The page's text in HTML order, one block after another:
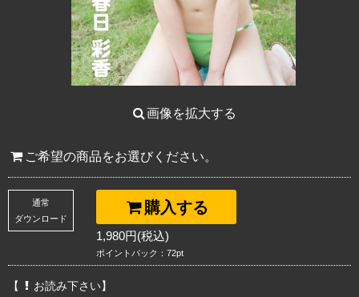
画像を拡大する
ご希望の商品をお選びください。
購入する
通常
ダウンロード
1,980円(税込)
ポイントバック：72pt
【
お読み下さい】